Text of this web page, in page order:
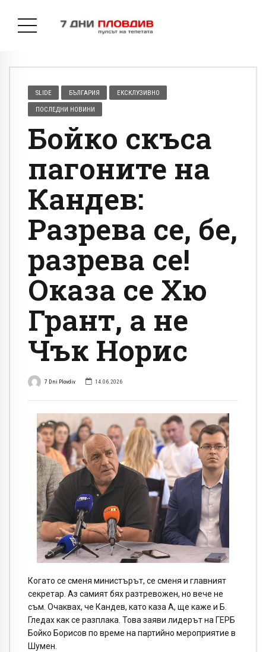
SLIDE БЪЛГАРИЯ ЕКСКЛУЗИВНО
ПОСЛЕДНИ НОВИНИ
Бойко скъса
пагоните на
Кандев:
Разрева се, бе,
разрева се!
Оказа се Хю
Грант, а не
Чък Норис
7 Dni Plovdiv 14.06.2026
Когато се сменя министърът, се сменя и главният
секретар. Аз самият бях разтревожен, но вече не
съм. Очаквах, че Кандев, като каза А, ще каже и Б.
Гледах как се разплака. Това заяви лидерът на ГЕРБ
Бойко Борисов по време на партийно мероприятие в
Шумен.